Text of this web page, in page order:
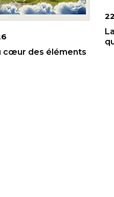
cœur des éléments